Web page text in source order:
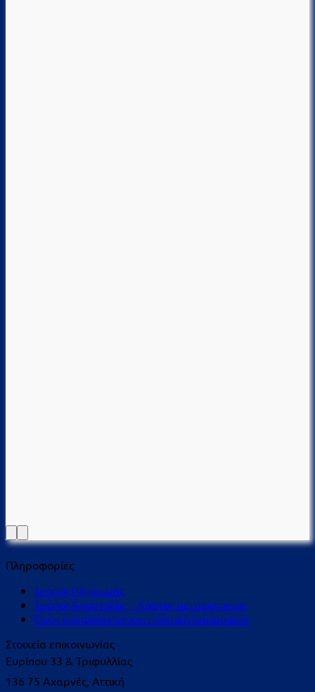
Πληροφορίες
Τρόποι Πληρωμής
Τρόποι Αποστολής – Κόστος μεταφορικών
Όροι συναλλαγών και πολιτική Επιτροφών
Στοιχεία επικοινωνίας
Ευρίπου 33 & Τριφυλλίας
136 75 Αχαρνές, Αττική